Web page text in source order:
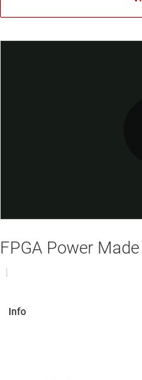
FPGA Power
|